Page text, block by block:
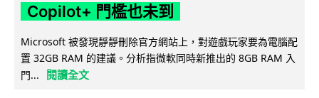
Copilot+ 門檻也未到
Microsoft 被發現靜靜刪除官方網站上，對遊戲玩家要為電腦配
置 32GB RAM 的建議。分析指微軟同時新推出的 8GB RAM 入
門...
閱讀全文